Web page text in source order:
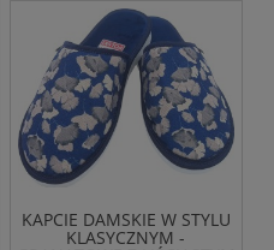
KAPCIE DAMSKIE W STYLU
KLASYCZNYM -